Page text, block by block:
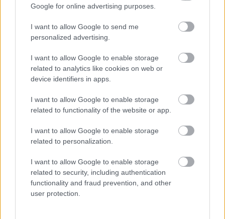
Google for online advertising purposes.
I want to allow Google to send me
personalized advertising.
I want to allow Google to enable storage
related to analytics like cookies on web or
device identifiers in apps.
I want to allow Google to enable storage
related to functionality of the website or app.
I want to allow Google to enable storage
related to personalization.
I want to allow Google to enable storage
related to security, including authentication
functionality and fraud prevention, and other
user protection.
Mi a közös Shakirában, Gloria Estefanban, Ricky
Cherben? Amellett, hogy mindegyik besepert már
több zenei díjat, csillogó fogsoruk van, valószínűleg
volt már szépészeti beavatkozásuk, mindannyian
Miamiban élnek. Legalábbis az év egy részében. A…